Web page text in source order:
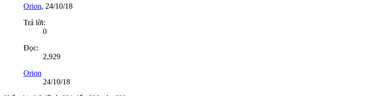
Orion, 24/10/18
Trả lời:
0
Đọc:
2,929
Orion
24/10/18